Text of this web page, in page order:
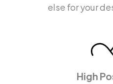
else for your
High